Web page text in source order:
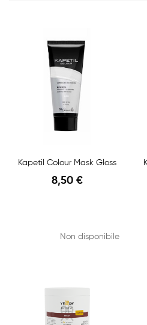
Kapetil Colour Mask Gloss
8,50 €
Non disponibile